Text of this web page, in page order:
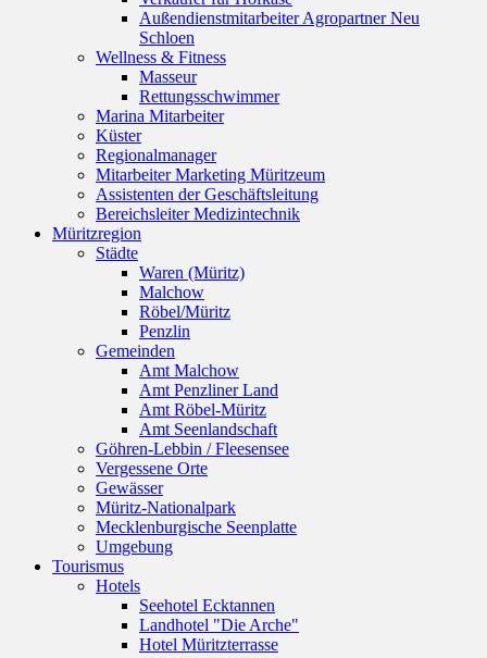
Außendienstmitarbeiter Agropartner Neu
Schloen
Wellness & Fitness
Masseur
Rettungsschwimmer
Marina Mitarbeiter
Küster
Regionalmanager
Mitarbeiter Marketing Müritzeum
Assistenten der Geschäftsleitung
Bereichsleiter Medizintechnik
Müritzregion
Städte
Waren (Müritz)
Malchow
Röbel/Müritz
Penzlin
Gemeinden
Amt Malchow
Amt Penzliner Land
Amt Röbel-Müritz
Amt Seenlandschaft
Göhren-Lebbin / Fleesensee
Vergessene Orte
Gewässer
Müritz-Nationalpark
Mecklenburgische Seenplatte
Umgebung
Tourismus
Hotels
Seehotel Ecktannen
Landhotel "Die Arche"
Hotel Müritzterrasse